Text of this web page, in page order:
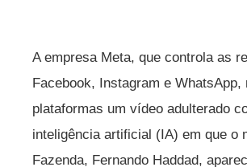
A empresa Meta, que controla as
Facebook, Instagram e WhatsApp,
plataformas um vídeo adulterado
inteligência artificial (IA) em que o
Fazenda, Fernando Haddad,